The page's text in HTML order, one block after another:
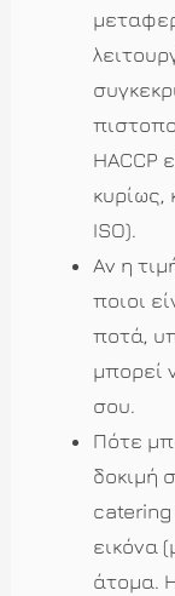
HACCP
κυρίως,
ISO).
Αν η
ποιοι
ποτά,
μπορεί
σου.
Πότε
δοκιμή
catering
εικόνα
άτομα.